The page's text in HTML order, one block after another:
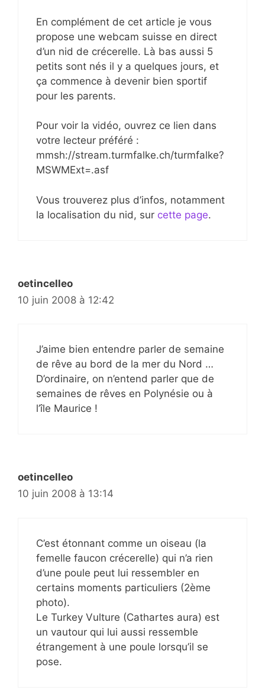
En complément de cet article je vous
propose une webcam suisse en direct
d’un nid de crécerelle. Là bas aussi 5
petits sont nés il y a quelques jours, et
ça commence à devenir bien sportif
pour les parents.
Pour voir la vidéo, ouvrez ce lien dans
votre lecteur préféré :
mmsh://stream.turmfalke.ch/turmfalke?
MSWMExt=.asf
Vous trouverez plus d’infos, notamment
la localisation du nid, sur cette page.
oetincelleo
10 juin 2008 à 12:42
J’aime bien entendre parler de semaine
de rêve au bord de la mer du Nord …
D’ordinaire, on n’entend parler que de
semaines de rêves en Polynésie ou à
l’île Maurice !
oetincelleo
10 juin 2008 à 13:14
C’est étonnant comme un oiseau (la
femelle faucon crécerelle) qui n’a rien
d’une poule peut lui ressembler en
certains moments particuliers (2ème
photo).
Le Turkey Vulture (Cathartes aura) est
un vautour qui lui aussi ressemble
étrangement à une poule lorsqu’il se
pose.